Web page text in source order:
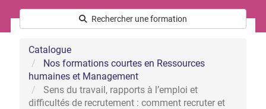
Rechercher une formation
Catalogue
Nos formations courtes en Ressources
humaines et Management
Sens du travail, rapports à l’emploi et
difficultés de recrutement : comment recruter et